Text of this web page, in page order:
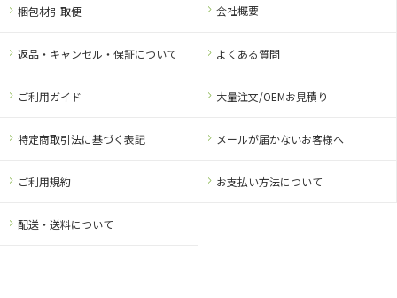
ご利用ガイド
ご利用規約
会社概要
大量注文/OEMお見積り
お支払い方法について
よくある質問
特定商取引法に基づく表記
配送・送料について
梱包材引取便
メールが届かないお客様へ
返品・キャンセル・保証について